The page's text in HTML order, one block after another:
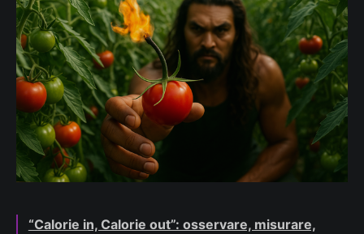
“Calorie in, Calorie out”: osservare, misurare,